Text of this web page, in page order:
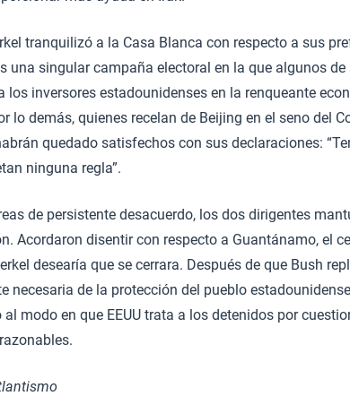
tranquilizó a la Casa Blanca con respecto a sus
una singular campaña electoral en la que algunos
los inversores estadounidenses en la renqueante
lo demás, quienes recelan de Beijing en el seno del
quedado satisfechos con sus declaraciones:
ninguna regla”.
de persistente desacuerdo, los dos dirigentes
Acordaron disentir con respecto a Guantánamo, el
desearía que se cerrara. Después de que Bush
necesaria de la protección del pueblo
al modo en que EEUU trata a los detenidos por